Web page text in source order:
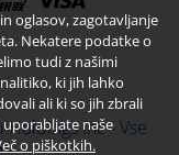
Inc - Vse
-
oglasov, zagotavljanje
Nekatere podatke o
tudi z našimi
ki jih lahko
ali ki so jih zbrali
naše
o piškotkih.